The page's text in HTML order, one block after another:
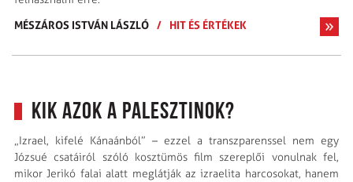
MÉSZÁROS ISTVÁN LÁSZLÓ / HIT ÉS ÉRTÉKEK
Kik azok a palesztinok?
„Izrael, kifelé Kánaánból” – ezzel a transzparenssel nem egy
Józsué csatáiról szóló kosztümös film szereplői vonulnak fel,
mikor Jerikó falai alatt meglátják az izraelita harcosokat, hanem